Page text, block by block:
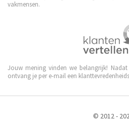
vakmensen.
Jouw mening vinden we belangrijk!
ontvang je per e-mail een
© 2012 -